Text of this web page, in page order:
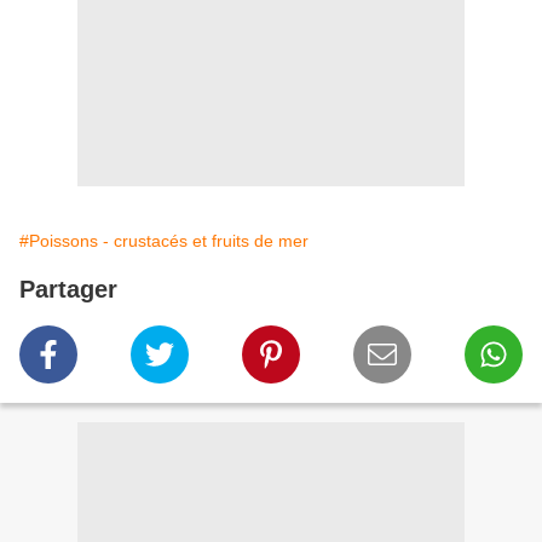
#Poissons - crustacés et fruits de mer
Partager